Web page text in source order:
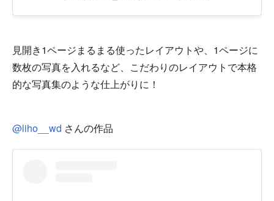
見開き1ページまるまる使ったレイアウトや、1ページに
数枚の写真を入れるなど、こだわりのレイアウトで本格
的な写真集のような仕上がりに！
@liho__wd さんの作品